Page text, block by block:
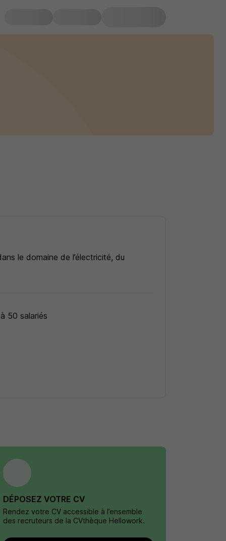
le domaine de l’électricité, du
50 salariés
DÉPOSEZ VOTRE CV
Rendez votre CV accessible à l’ensemble
des recruteurs de la CVthèque Hellowork.